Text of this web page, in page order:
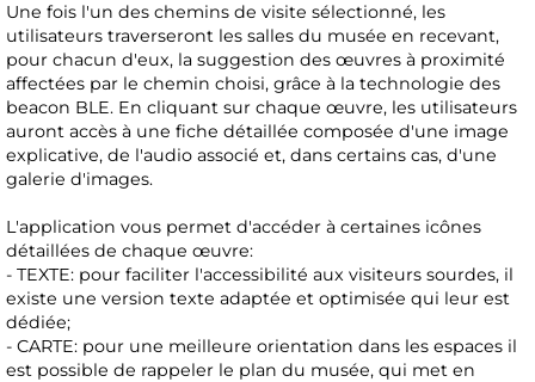
Une fois l'un des chemins de visite sélectionné, les
utilisateurs traverseront les salles du musée en recevant,
pour chacun d'eux, la suggestion des œuvres à proximité
affectées par le chemin choisi, grâce à la technologie des
beacon BLE. En cliquant sur chaque œuvre, les utilisateurs
auront accès à une fiche détaillée composée d'une image
explicative, de l'audio associé et, dans certains cas, d'une
galerie d'images.
L'application vous permet d'accéder à certaines icônes
détaillées de chaque œuvre:
- TEXTE: pour faciliter l'accessibilité aux visiteurs sourdes, il
existe une version texte adaptée et optimisée qui leur est
dédiée;
- CARTE: pour une meilleure orientation dans les espaces il
est possible de rappeler le plan du musée, qui met en